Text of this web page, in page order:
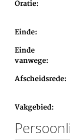
Oratie
Einde
Einde
vanwege
Afscheidsrede
Vakgebied